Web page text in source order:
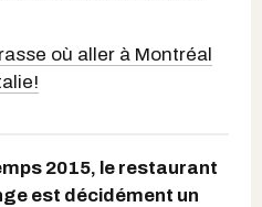
où aller à Montréal
2015, le restaurant
est décidément un